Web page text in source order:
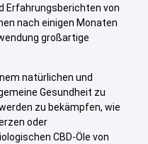
Erfahrungsberichten von
nach einigen Monaten
großartige
natürlichen und
Gesundheit zu
zu bekämpfen, wie
oder
CBD-Öle von